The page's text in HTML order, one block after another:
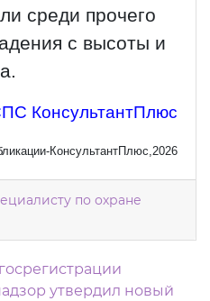
среди прочего
с высоты и
КонсультантПлюс
КонсультантПлюс,2026
по охране
записям
утвердил новый